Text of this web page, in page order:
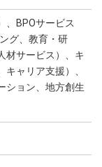
、BPOサービス
グ、教育・研
材サービス）、キ
ャリア支援）、
ション、地方創生